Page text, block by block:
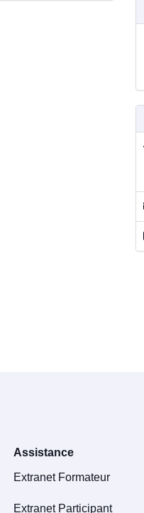
Assistance
Extranet Formateur
Extranet Participant